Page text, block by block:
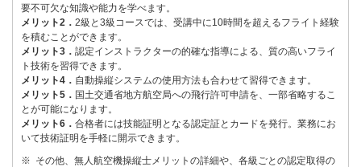
要不可欠な知識や能力を学べます。
メリット2． 2級と3級コースでは、受講中に10時間を超えるフライト経験
を積むことができます。
メリット3． 認定インストラクターの的確な指導による、質の高いフライ
ト技術を習得できます。
メリット4． 自動操縦システムの使用方法も合わせて習得できます。
メリット5． 国土交通省地方航空局への飛行許可申請を、一部省略するこ
とが可能になります。
メリット6． 合格者には技能証明となる認定証とカードを発行。業務にお
いて技術証明を手軽に開示できます。
その他、無人航空機操縦士メリットの詳細や、各級ごとの認定取得の